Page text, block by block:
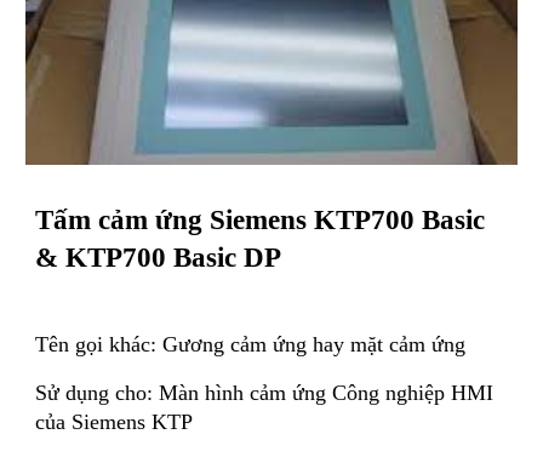
Tấm cảm ứng Siemens KTP700 Basic
& KTP700 Basic DP
Tên gọi khác: Gương cảm ứng hay mặt cảm ứng
Sử dụng cho: Màn hình cảm ứng Công nghiệp HMI
của Siemens KTP